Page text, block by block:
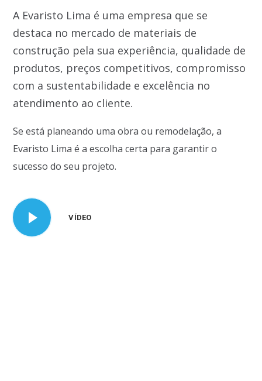
A Evaristo Lima é uma empresa que se
destaca no mercado de materiais de
construção pela sua experiência, qualidade de
produtos, preços competitivos, compromisso
com a sustentabilidade e excelência no
atendimento ao cliente.
Se está planeando uma obra ou remodelação, a
Evaristo Lima é a escolha certa para garantir o
sucesso do seu projeto.
VÍDEO